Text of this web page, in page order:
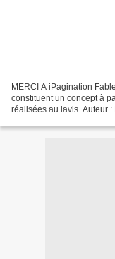
MERCI A iPagination
constituent un concept à
réalisées au lavis. Auteur :